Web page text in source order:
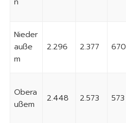
Nieder
auße
m
2.296 2.377 670
Obera
ußem
2.448 2.573 573